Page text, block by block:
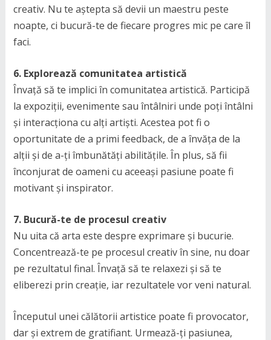
creativ. Nu te aștepta să devii un maestru peste
noapte, ci bucură-te de fiecare progres mic pe care îl
faci.
6. Explorează comunitatea artistică
Învață să te implici în comunitatea artistică. Participă
la expoziții, evenimente sau întâlniri unde poți întâlni
și interacționa cu alți artiști. Acestea pot fi o
oportunitate de a primi feedback, de a învăța de la
alții și de a-ți îmbunătăți abilitățile. În plus, să fii
înconjurat de oameni cu aceeași pasiune poate fi
motivant și inspirator.
7. Bucură-te de procesul creativ
Nu uita că arta este despre exprimare și bucurie.
Concentrează-te pe procesul creativ în sine, nu doar
pe rezultatul final. Învață să te relaxezi și să te
eliberezi prin creație, iar rezultatele vor veni natural.
Începutul unei călătorii artistice poate fi provocator,
dar și extrem de gratifiant. Urmează-ți pasiunea,